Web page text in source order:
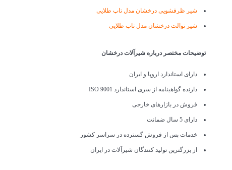
شیر ظرفشویی درخشان مدل تاپ طلایی
شیر توالت درخشان مدل تاپ طلایی
توضیحات مختصر درباره شیرآلات درخشان
دارای استاندارد اروپا و ایران
دارنده گواهینامه از سری استاندارد ISO 9001
فروش در بازارهای خارجی
دارای 5 سال ضمانت
خدمات پس از فروش گسترده در سراسر کشور
از بزرگترین تولید کنندگان شیرآلات در ایران